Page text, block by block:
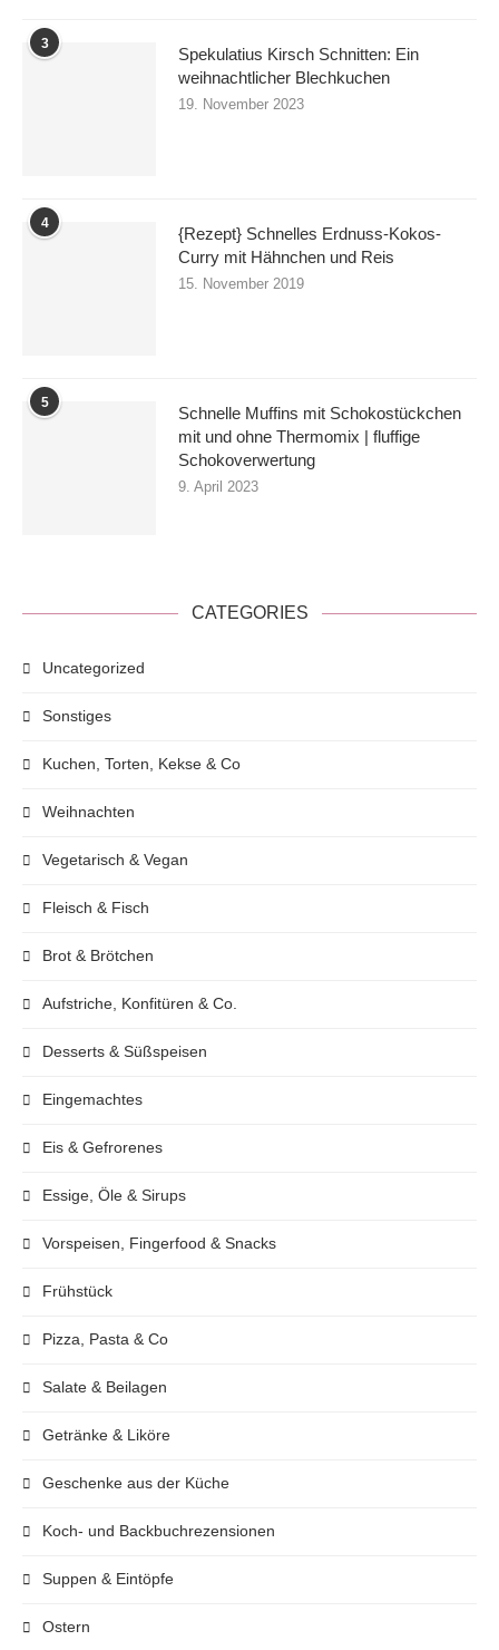
3
Spekulatius Kirsch Schnitten: Ein
weihnachtlicher Blechkuchen
19. November 2023
4
{Rezept} Schnelles Erdnuss-Kokos-
Curry mit Hähnchen und Reis
15. November 2019
5
Schnelle Muffins mit Schokostückchen
mit und ohne Thermomix | fluffige
Schokoverwertung
9. April 2023
CATEGORIES
Uncategorized
Sonstiges
Kuchen, Torten, Kekse & Co
Weihnachten
Vegetarisch & Vegan
Fleisch & Fisch
Brot & Brötchen
Aufstriche, Konfitüren & Co.
Desserts & Süßspeisen
Eingemachtes
Eis & Gefrorenes
Essige, Öle & Sirups
Vorspeisen, Fingerfood & Snacks
Frühstück
Pizza, Pasta & Co
Salate & Beilagen
Getränke & Liköre
Geschenke aus der Küche
Koch- und Backbuchrezensionen
Suppen & Eintöpfe
Ostern